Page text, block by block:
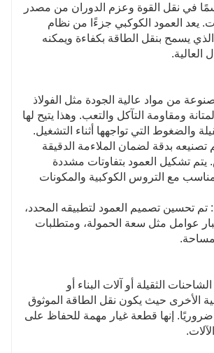
في نقل القوة وعزم الدوران من مصدر
يعد العمود الكوكبي جزءًا من نظام
يسمح بنقل الطاقة بكفاءة ويمكنه
العالية.
من مواد عالية الجودة مثل الفولاذ
ومقاومة التآكل والتعب. وهذا يتيح لها
والضغوط التي تواجهها أثناء التشغيل.
تصنيعه بدقة لضمان الملاءمة الدقيقة
تشكيل العمود بتفاوتات مشددة
مع التروس الكوكبية والمكونات
تم تحسين تصميم العمود لتطبيقه المحدد،
عوامل مثل سعة الحمولة، ومتطلبات
الثقيلة أو آلات البناء أو
الأخرى حيث يكون نقل الطاقة الموثوق
ضروريًا. إنها قطعة غيار مهمة للحفاظ على